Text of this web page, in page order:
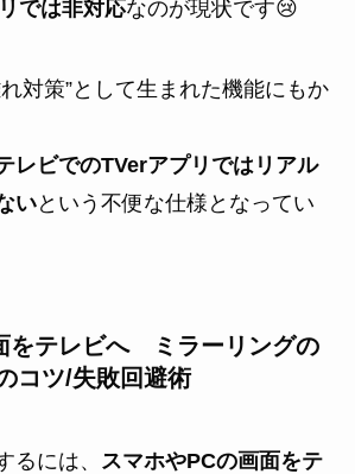
では非対応なのが現状です😢
対策”として生まれた機能にもか
レビでのTVerアプリではリアル
いという不便な仕様となってい
をテレビへ ミラーリングの
コツ/失敗回避術
るには、
スマホやPCの画面をテ